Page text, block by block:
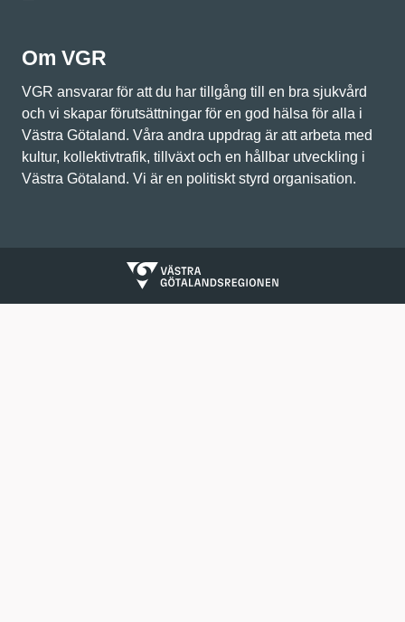
Om VGR
VGR ansvarar för att du har tillgång till en bra sjukvård
och vi skapar förutsättningar för en god hälsa för alla i
Västra Götaland. Våra andra uppdrag är att arbeta med
kultur, kollektivtrafik, tillväxt och en hållbar utveckling i
Västra Götaland. Vi är en politiskt styrd organisation.